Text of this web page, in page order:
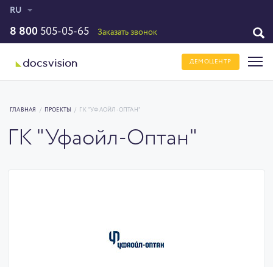
RU
8 800 505-05-65 Заказать звонок
ДЕМОЦЕНТР
ГЛАВНАЯ / ПРОЕКТЫ / ГК "УФАОЙЛ-ОПТАН"
ГК "Уфаойл-Оптан"